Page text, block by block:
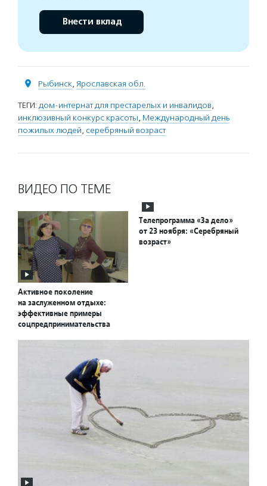
Внести вклад
Рыбинск, Ярославская обл.
ТЕГИ: дом-интернат для престарелых и инвалидов,
инклюзивный конкурс красоты, Международный день
пожилых людей, серебряный возраст
ВИДЕО ПО ТЕМЕ
Активное поколение
на заслуженном отдыхе:
эффективные примеры
соцпредпринимательства
Телепрограмма «За дело»
от 23 ноября: «Серебряный
возраст»